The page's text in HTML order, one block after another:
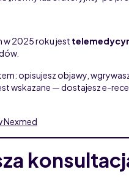
w 2025 roku jest
opisujesz objawy,
wskazane — dostajesz e-
Nexmed